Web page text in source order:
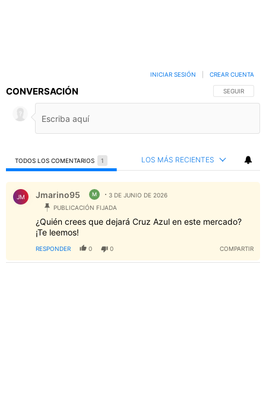
CONVERSACIÓN SIGA ESTA
SEGUIR
INICIAR SESIÓN CREAR CUENTA
TODOS LOS COMENTARIOS 1 LOS MÁS RECIENTES
Todos los comentarios
Comentario de Jmarino95.
JM Jmarino95 M
3 DE JUNIO DE 2026
PUBLICACIÓN FIJADA
¿Quién crees que dejará Cruz Azul en este mercado?
¡Te leemos!
RESPONDER 0 0 COMPARTIR